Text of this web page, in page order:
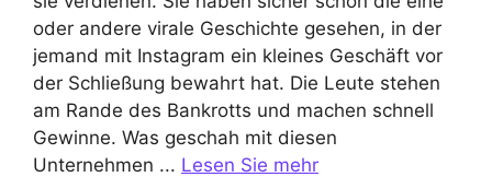
oder andere virale Geschichte gesehen, in der
jemand mit Instagram ein kleines Geschäft vor
der Schließung bewahrt hat. Die Leute stehen
am Rande des Bankrotts und machen schnell
Gewinne. Was geschah mit diesen
Unternehmen ... Lesen Sie mehr